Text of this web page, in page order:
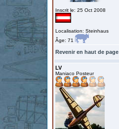
Inscrit le: 25 Oct 2008
Localisation: Steinhaus
Âge: 71
Revenir en haut de page
LV
Maniaco Posteur